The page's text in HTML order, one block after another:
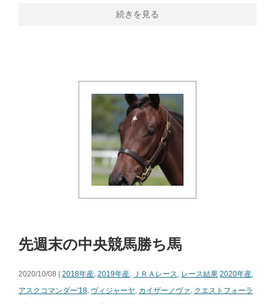
続きを見る
先週末の中央競馬勝ち馬
2020/10/08 | 2018年産, 2019年産, ＪＲＡレース, レース結果 2020年産,
アスクコマンダー'18, ヴィジャーヤ, カイザーノヴァ, クエストフォーラ